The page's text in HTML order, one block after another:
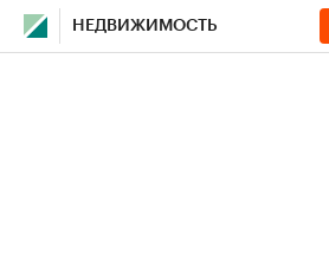
НЕДВИЖИМОСТЬ